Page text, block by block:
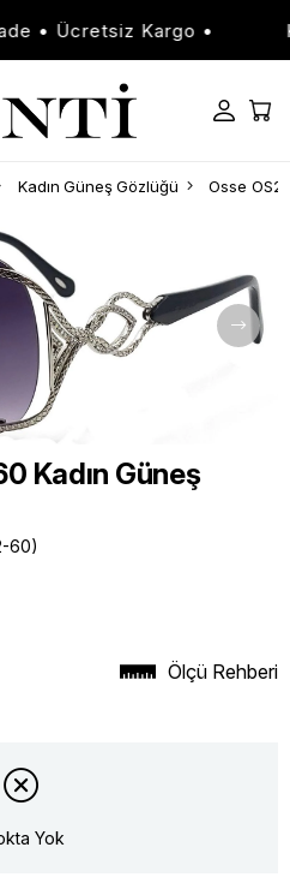
• Ücretsiz Kargo •
Kadın Güneş Gözlüğü Osse
Kadın Güneş
60)
Ölçü Rehberi
Yok